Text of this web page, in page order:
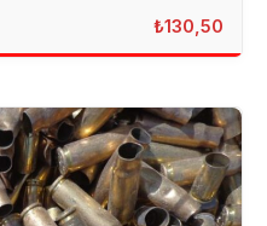
₺130,50